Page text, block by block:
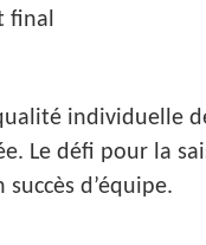
final
individuelle
Le défi pour la
d’équipe.